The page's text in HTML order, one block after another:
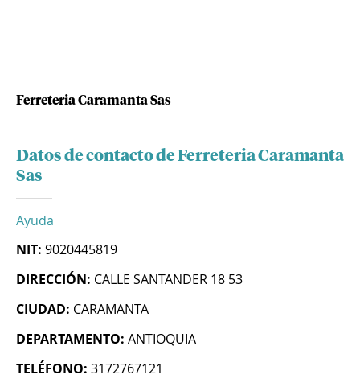
Ferreteria Caramanta Sas
Datos de contacto de Ferreteria Caramanta
Sas
Ayuda
NIT: 9020445819
DIRECCIÓN: CALLE SANTANDER 18 53
CIUDAD: CARAMANTA
DEPARTAMENTO: ANTIOQUIA
TELÉFONO: 3172767121